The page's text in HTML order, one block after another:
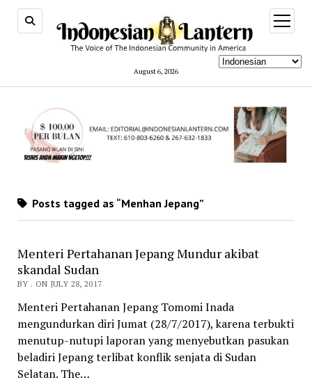
August 6, 2026
open
menu
Posts tagged as “Menhan Jepang”
Menteri Pertahanan Jepang Mundur akibat
skandal Sudan
BY . ON JULY 28, 2017
Menteri Pertahanan Jepang Tomomi Inada
mengundurkan diri Jumat (28/7/2017), karena terbukti
menutup-nutupi laporan yang menyebutkan pasukan
beladiri Jepang terlibat konflik senjata di Sudan
Selatan. The…